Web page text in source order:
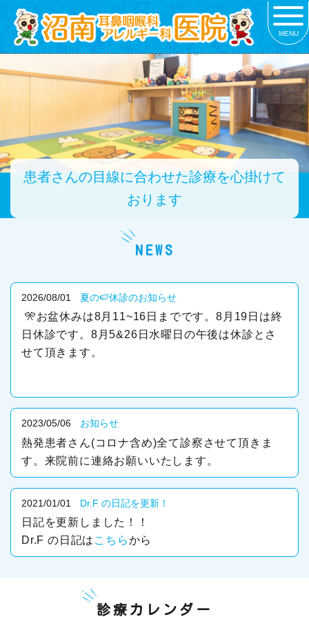
MENU
患者さんの目線に合わせた診療を心掛けて
おります
NEWS
2026/08/01 夏の🍉休診のお知らせ
🎌お盆休みは8月11~16日までです。8月19日は終
日休診です。8月5&26日水曜日の午後は休診とさ
せて頂きます。
2023/05/06 お知らせ
熱発患者さん(コロナ含め)全て診察させて頂きま
す。来院前に連絡お願いいたします。
2021/01/01 Dr.F の日記を更新！
日記を更新しました！！
Dr.F の日記は こちらから
診療カレンダー